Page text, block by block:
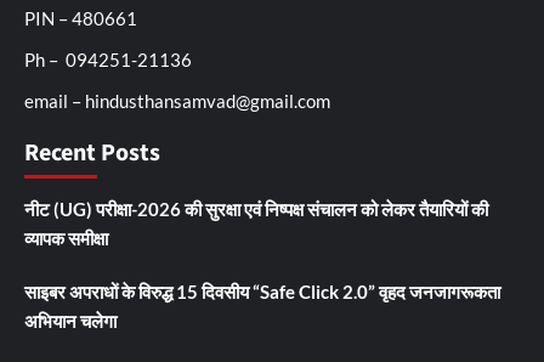
PIN – 480661
Ph – 094251-21136
email – hindusthansamvad@gmail.com
Recent Posts
नीट (UG) परीक्षा-2026 की सुरक्षा एवं निष्पक्ष संचालन को लेकर तैयारियों की
व्यापक समीक्षा
साइबर अपराधों के विरुद्ध 15 दिवसीय “Safe Click 2.0” वृहद जनजागरूकता
अभियान चलेगा